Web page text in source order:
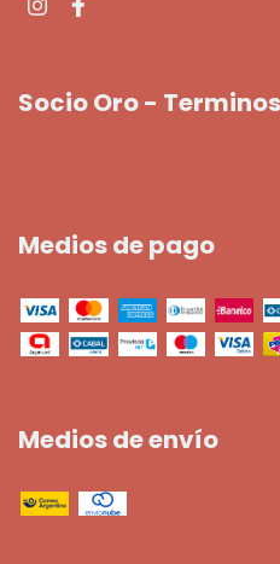
Socio Oro -
Medios de pago
Medios de envío